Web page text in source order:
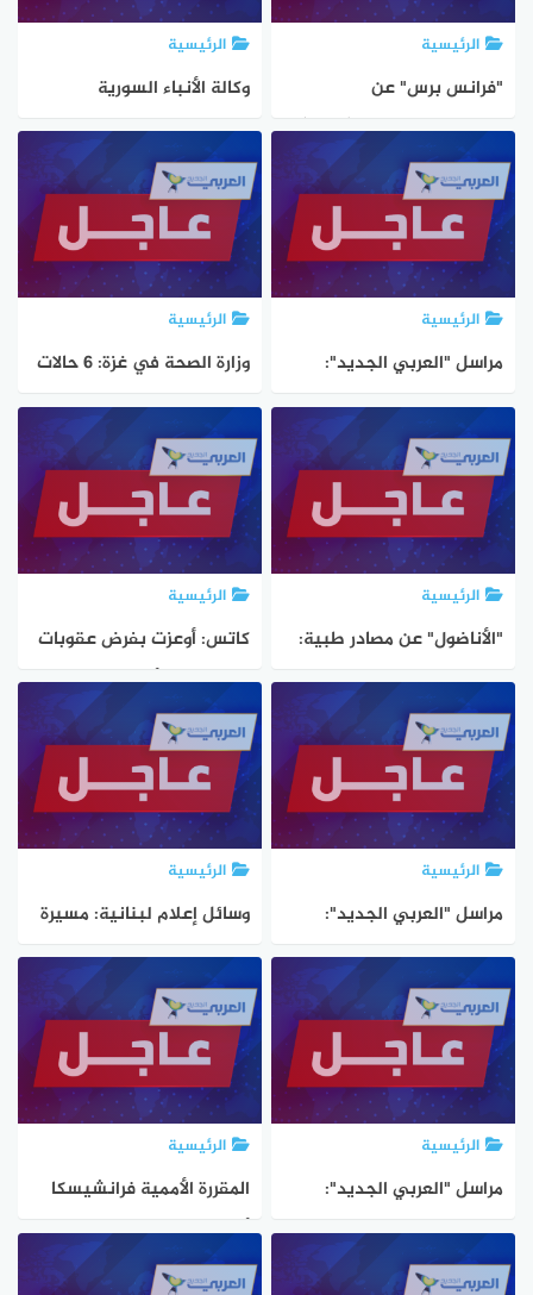
الرئيسية
"فرانس برس" عن
زيلينسكي: 20 شخصاً قتيلاً
على الأقل في ضربة روسية
على شرق أوكرانيا
الرئيسية
وكالة الأنباء السورية
الرسمية: وصول وفد روسي
برئاسة نائب رئيس حكومة
روسيا الاتحادية ألكسندر
نوفاك إلى مطار دمشق
الدولي
الرئيسية
مراسل "العربي الجديد":
توجيهات رئاسية في مصر
بالإفراج عن الناشط علاء عبد
الفتاح وآخرين
الرئيسية
وزارة الصحة في غزة: 6 حالات
وفاة نتيجة المجاعة وسوء
التغذية خلال الـ24 ساعة
الماضية
الرئيسية
"الأناضول" عن مصادر طبية:
الجيش الإسرائيلي يقتل 5
فلسطينيين من منتظري
المساعدات بإطلاق نار جنوب
غرب خانيونس جنوبي قطاع
غزة
الرئيسية
كاتس: أوعزت بفرض عقوبات
مدنية على أقارب منفذي
الهجوم الذي وقع مساء أمس
في القدس وعلى سكان
القرى التي ينتميان إليها
الرئيسية
مراسل "العربي الجديد":
جيش الاحتلال ينذر بإخلاء
عدد من العمارات السكنية
والمنازل في مدينة غزة
تمهيداً لقصفها
الرئيسية
وسائل إعلام لبنانية: مسيرة
إسرائيلية تستهدف سيارة
في منطقة بين برجا والجية
بمحافظة جبل لبنان
الرئيسية
مراسل "العربي الجديد":
جيش الاحتلال يوجه إنذار
إخلاء لجميع سكان مدينة غزة
الرئيسية
المقررة الأممية فرانشيسكا
ألبانيز: هجوم بطائرة مسيرة
على ما يبدو على قارب